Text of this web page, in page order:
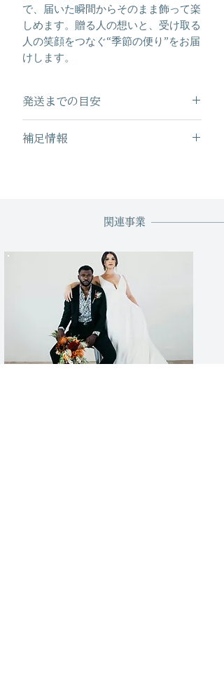
で、届いた瞬間からそのまま飾って楽
しめます。贈る人の想いと、受け取る
人の笑顔をつなぐ“季節の便り”をお届
けします。
発送までの目安
補足情報
関連事業